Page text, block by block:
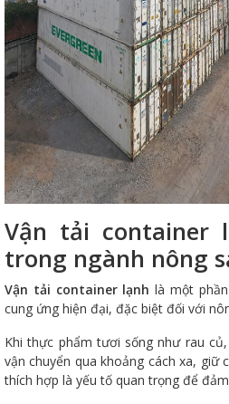
Vận tải container
trong ngành nông
Vận tải container lạnhlà một
cung ứng hiện đại, đặc biệt đối với
Khi thực phẩm tươi sống như rau
vận chuyển qua khoảng cách xa, giữ
thích hợp là yếu tố quan trọng để